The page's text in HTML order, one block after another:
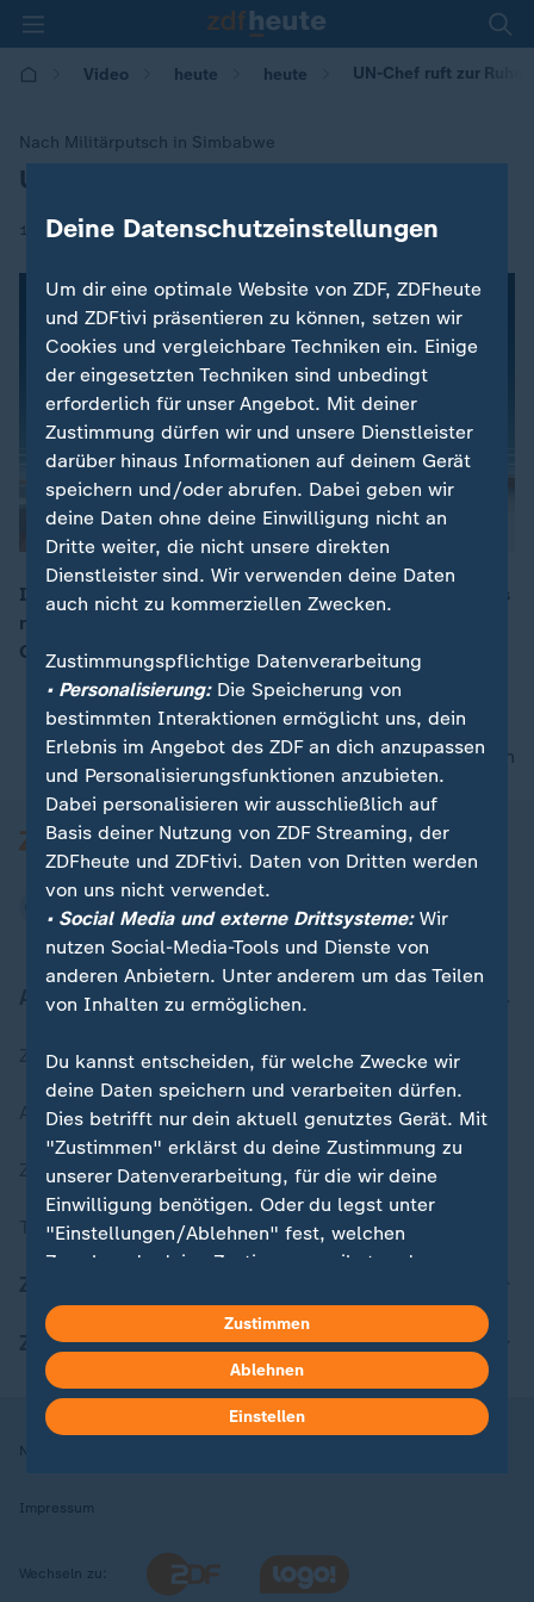
Video heute heute UN-Chef ruft zur Ruhe
Nach Militärputsch in Simbabwe
:UN-Chef ruft zur Ruhe auf
16.11.2017 | 10:05
In Simbabwe hat UN-Generalsekretär António Guterres
nach dem Militärputsch alle Beteiligten zu "Ruhe,
Gewaltfreiheit und Zurückhaltung" aufgerufen.
nach oben
Aktuell bei ZDFheute
Zuletzt veröffentlicht
Aktuelle Sendungs-Videos
ZDFheute Stories
Themen im Überblick
ZDFheute Apps
Nutzungsbedingungen
Impressum
Wechseln zu:
Deine Datenschutzeinstellungen
Um dir eine optimale Website von ZDF, ZDFheute
und ZDFtivi präsentieren zu können, setzen wir
Cookies und vergleichbare Techniken ein. Einige
der eingesetzten Techniken sind unbedingt
erforderlich für unser Angebot. Mit deiner
Zustimmung dürfen wir und unsere Dienstleister
darüber hinaus Informationen auf deinem Gerät
speichern und/oder abrufen. Dabei geben wir
deine Daten ohne deine Einwilligung nicht an
Dritte weiter, die nicht unsere direkten
Dienstleister sind. Wir verwenden deine Daten
auch nicht zu kommerziellen Zwecken.
Zustimmungspflichtige Datenverarbeitung
• Personalisierung:Die Speicherung von
bestimmten Interaktionen ermöglicht uns, dein
Erlebnis im Angebot des ZDF an dich anzupassen
und Personalisierungsfunktionen anzubieten.
Dabei personalisieren wir ausschließlich auf
Basis deiner Nutzung von ZDF Streaming, der
ZDFheute und ZDFtivi. Daten von Dritten werden
von uns nicht verwendet.
• Social Media und externe Drittsysteme:Wir
nutzen Social-Media-Tools und Dienste von
anderen Anbietern. Unter anderem um das Teilen
von Inhalten zu ermöglichen.
Du kannst entscheiden, für welche Zwecke wir
deine Daten speichern und verarbeiten dürfen.
Dies betrifft nur dein aktuell genutztes Gerät. Mit
"Zustimmen" erklärst du deine Zustimmung zu
unserer Datenverarbeitung, für die wir deine
Einwilligung benötigen. Oder du legst unter
"Einstellungen/Ablehnen" fest, welchen
Zwecken du deine Zustimmung gibst und
kannst du jederzeit mit Wirkung für die Zukunft
in deinen Einstellungen widerrufen oder ändern.
Hier findest du das Impressum.
Weitere Informationen findest du in unserer
Zustimmen
Ablehnen
Einstellen